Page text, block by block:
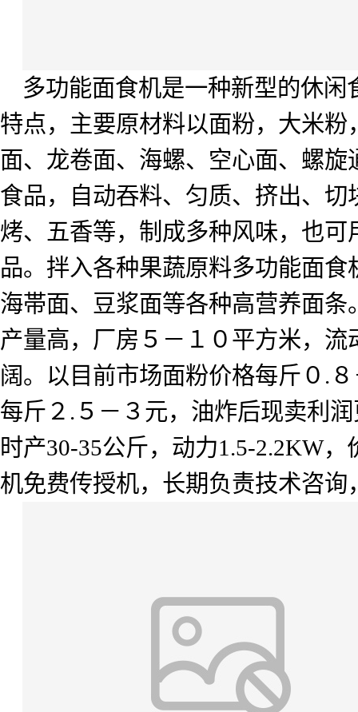
多功能面食机是一种新型的休
特点，主要原材料以面粉，大米
面、龙卷面、海螺、空心面、螺
食品，自动吞料、匀质、挤出、
烤、五香等，制成多种风味，也
品。拌入各种果蔬原料多功能面
海帯面、豆浆面等各种高营养面
产量高，厂房５－１０平方米，
阔。以目前市场面粉价格每斤０ .
每斤２ . ５－３元，油炸后现卖利
时产30-35公斤，动力1.5-2.2KW，
机免费传授机，长期负责技术咨询